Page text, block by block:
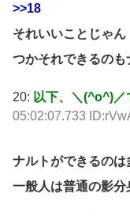
>>18
それいいことじゃん
つかそれできるのも
20: 以下、＼(^o^)
05:02:07.733
ナルトができるのは
一般人は普通の影分